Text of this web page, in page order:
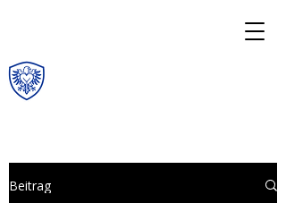
Beitrag